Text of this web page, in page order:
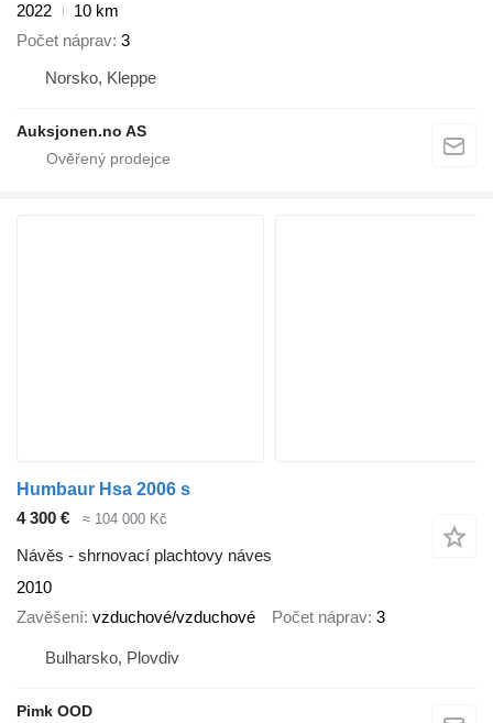
2022
10 km
Počet náprav 3
Norsko, Kleppe
Auksjonen.no AS
Humbaur Hsa 2006 s
4 300 €
≈ 104 000 Kč
Návěs - shrnovací plachtovy náves
2010
Zavěšení vzduchové/vzduchové Počet náprav 3
Bulharsko, Plovdiv
Pimk OOD